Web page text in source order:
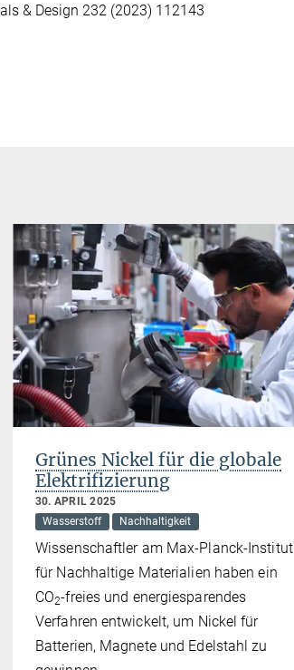
& Design 232 (2023) 112143
Grünes Nickel für die globale
Elektrifizierung
30. APRIL 2025
Wasserstoff
Nachhaltigkeit
Wissenschaftler am Max-Planck-Institut
für Nachhaltige Materialien haben ein
CO2-freies und energiesparendes
Verfahren entwickelt, um Nickel für
Batterien, Magnete und Edelstahl zu